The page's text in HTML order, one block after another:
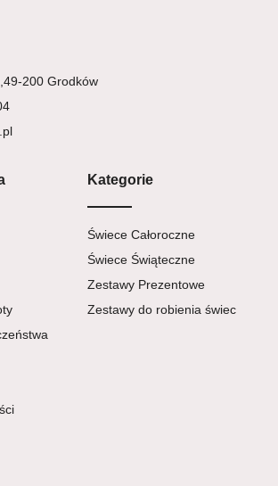
200 Grodków
Kategorie
Świece Całoroczne
Świece Świąteczne
Zestawy Prezentowe
Zestawy do robienia świec